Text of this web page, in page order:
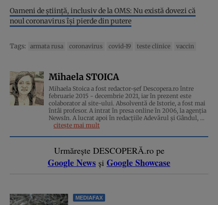
Oameni de știință, inclusiv de la OMS: Nu există dovezi că
noul coronavirus îşi pierde din putere
Tags: armata rusa coronavirus covid-19 teste clinice vaccin
Mihaela STOICA
Mihaela Stoica a fost redactor-șef Descopera.ro între
februarie 2015 - decembrie 2021, iar în prezent este
colaborator al site-ului. Absolventă de Istorie, a fost mai
întâi profesor. A intrat în presa online în 2006, la agenţia
NewsIn. A lucrat apoi în redacţiile Adevărul şi Gândul, ...
citește mai mult
Urmărește DESCOPERĂ.ro pe
Google News și Google Showcase
MEDIAFAX